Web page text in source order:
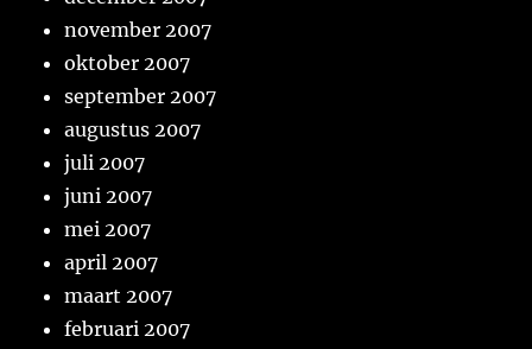
november 2007
oktober 2007
september 2007
augustus 2007
juli 2007
juni 2007
mei 2007
april 2007
maart 2007
februari 2007